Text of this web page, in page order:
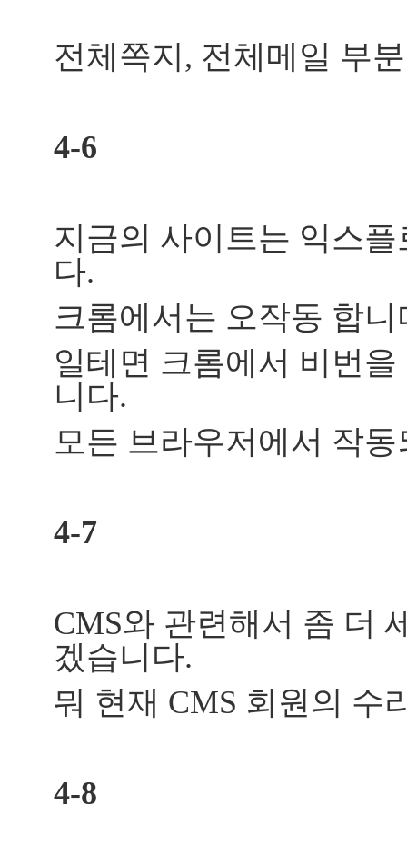
전체쪽지, 전체메일 부
4-6
지금의 사이트는 익스
다.
크롬에서는 오작동 합니
일테면 크롬에서 비번
니다.
모든 브라우저에서 작
4-7
CMS와 관련해서 좀 더
겠습니다.
뭐 현재 CMS 회원의 수
4-8